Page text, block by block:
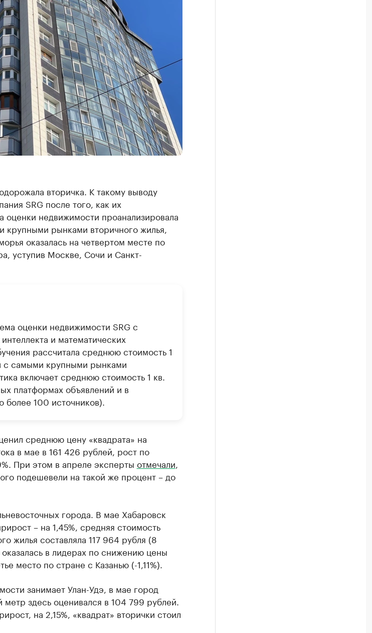
вторичка. К такому выводу
SRG после того, как их
оценки недвижимости проанализировала
рынками вторичного жилья,
оказалась на четвертом месте по
уступив Москве, Сочи и Санкт-
оценки недвижимости SRG с
и математических
рассчитала среднюю стоимость 1
с самыми крупными рынками
включает среднюю стоимость 1 кв.
платформах объявлений и в
более 100 источников).
среднюю цену «квадрата» на
в мае в 161 426 рублей, рост по
При этом в апреле эксперты отмечали
подешевели на такой же процент – до
города. В мае Хабаровск
– на 1,45%, средняя стоимость
жилья составляла 117 964 рубля (8
в лидерах по снижению цены
место по стране с Казанью (-1,11%).
занимает Улан-Удэ, в мае город
здесь оценивался в 104 799 рублей.
на 2,15%, «квадрат» вторички стоил